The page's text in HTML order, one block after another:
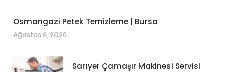
Osmangazi Petek Temizleme | Bursa
Ağustos 6, 2026
Sarıyer Çamaşır Makinesi Servisi